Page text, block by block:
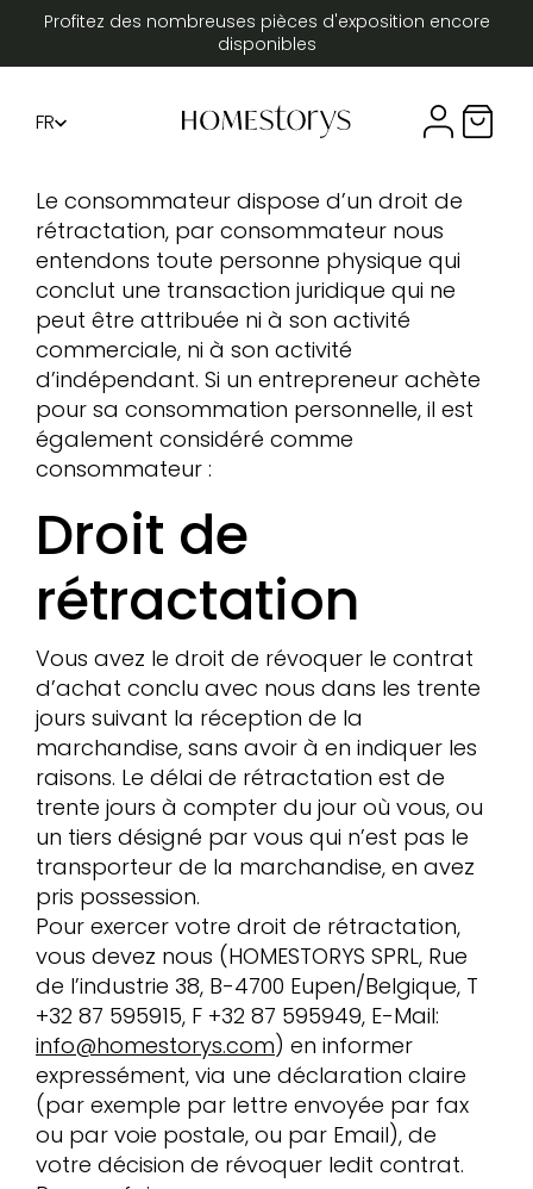
Profitez des nombreuses pièces d'exposition encore
disponibles
FR
Le consommateur dispose d’un droit de
rétractation, par consommateur nous
entendons toute personne physique qui
conclut une transaction juridique qui ne
peut être attribuée ni à son activité
commerciale, ni à son activité
d’indépendant. Si un entrepreneur achète
pour sa consommation personnelle, il est
également considéré comme
consommateur :
Droit de
rétractation
Vous avez le droit de révoquer le contrat
d’achat conclu avec nous dans les trente
jours suivant la réception de la
marchandise, sans avoir à en indiquer les
raisons. Le délai de rétractation est de
trente jours à compter du jour où vous, ou
un tiers désigné par vous qui n’est pas le
transporteur de la marchandise, en avez
pris possession.
Pour exercer votre droit de rétractation,
vous devez nous (HOMESTORYS SPRL, Rue
de l’industrie 38, B-4700 Eupen/Belgique, T
+32 87 595915, F +32 87 595949, E-Mail:
info@homestorys.com) en informer
expressément, via une déclaration claire
(par exemple par lettre envoyée par fax
ou par voie postale, ou par Email), de
votre décision de révoquer ledit contrat.